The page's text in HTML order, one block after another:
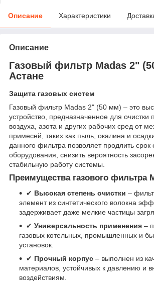
Описание Характеристики
Описание
Газовый фильтр Madas 2"
Астане
Защита газовых систем
Газовый фильтр Madas 2" (50 мм) – это
устройство, предназначенное для очистки
воздуха, азота и других рабочих сред от
примесей, таких как пыль, окалина и
данного фильтра позволяет продлить срок
оборудования, снизить вероятность
стабильную работу системы.
Преимущества газового фильтра
✔ Высокая степень очистки –
элемент из синтетического волокна
задерживает даже мелкие частицы
✔ Универсальность применения –
газовых котельных, промышленных и
установок.
✔ Прочный корпус – выполнен из
материалов, устойчивых к давлению и
воздействиям.